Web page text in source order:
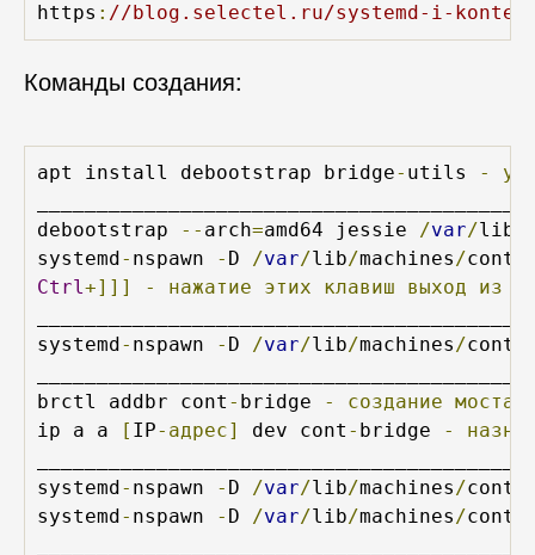
https : //blog.selectel.ru/systemd-i-
Команды создания:
apt install debootstrap bridge- utils -
debootstrap
-- arch=amd64 jessie /var/lib
systemd- nspawn - D /var/lib/machines/
Ctrl+]]] - нажатие этих клавиш выход из
systemd- nspawn - D /var/lib/machines/
brctl addbr cont - bridge - создание моста
ip a a
[ IP-адрес] dev cont - bridge -
systemd- nspawn - D /var/lib/machines/
systemd- nspawn - D /var/lib/machines/